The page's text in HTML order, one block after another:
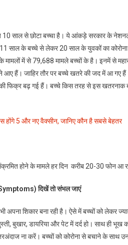
जानें
इसके
लक्षण
और
बचाव
साल से छोटा बच्चा है। ये आंकड़े सरकार के
साल के बच्चे से लेकर 20 साल के युवकों का
के मामलों में से 79,688 मामले बच्चों के है। इनमें से
हैं। जाहिर तौर पर बच्चे खतरे की जद में आ गए
की फिक्र बढ़ गई हैं। बच्चे किस तरह से इस
होंगे 5 और नए वैक्सीन, जानिए कौन है सबसे बेहतर
होने के मामले हर दिन करीब 20-30 फोन
दिखें तो संभल जाएं
अपना शिकार बना रही है। ऐसे में बच्चों को लेकर
बुखार, डायरिया और पेट में दर्द हो। साथ ही
ना करें। बच्चों को कोरोना से बचाने के साथ